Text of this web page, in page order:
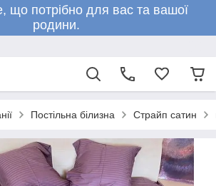
що потрібно для вас та вашої
родини.
Постільна білизна Страйп сатин